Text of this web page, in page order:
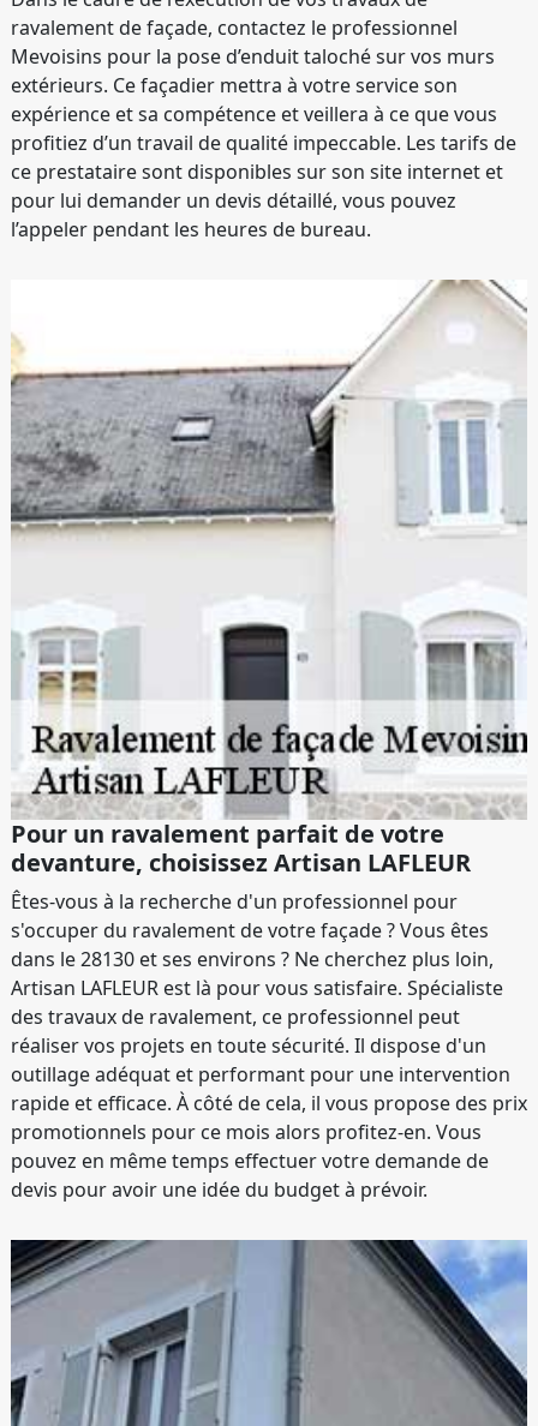
ravalement de façade, contactez le professionnel
Mevoisins pour la pose d’enduit taloché sur vos murs
extérieurs. Ce façadier mettra à votre service son
expérience et sa compétence et veillera à ce que vous
profitiez d’un travail de qualité impeccable. Les tarifs de
ce prestataire sont disponibles sur son site internet et
pour lui demander un devis détaillé, vous pouvez
l’appeler pendant les heures de bureau.
Pour un ravalement parfait de votre
devanture, choisissez Artisan LAFLEUR
Êtes-vous à la recherche d'un professionnel pour
s'occuper du ravalement de votre façade ? Vous êtes
dans le 28130 et ses environs ? Ne cherchez plus loin,
Artisan LAFLEUR est là pour vous satisfaire. Spécialiste
des travaux de ravalement, ce professionnel peut
réaliser vos projets en toute sécurité. Il dispose d'un
outillage adéquat et performant pour une intervention
rapide et efficace. À côté de cela, il vous propose des prix
promotionnels pour ce mois alors profitez-en. Vous
pouvez en même temps effectuer votre demande de
devis pour avoir une idée du budget à prévoir.